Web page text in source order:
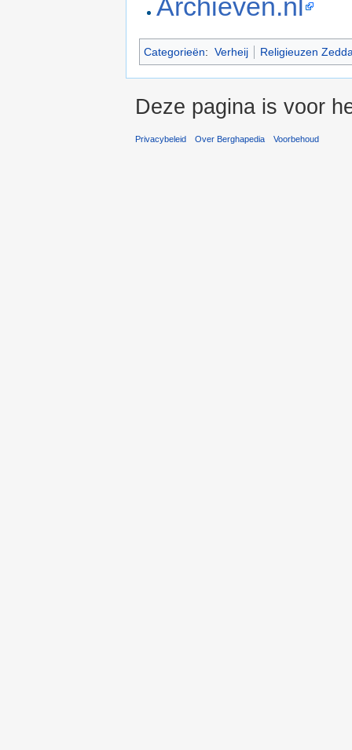
Archieven.nl
Categorieën: Verheij Religieuzen
Deze pagina is voor
Privacybeleid Over Berghapedia Voorbehoud